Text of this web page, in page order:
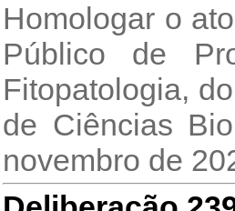
Homologar o ato
Público de
Fitopatologia,
de Ciências
novembro de